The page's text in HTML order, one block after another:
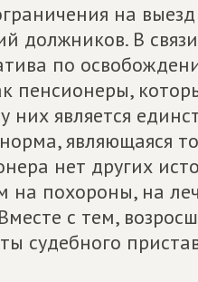
на
должников. В
по
пенсионеры,
них является
являющаяся
нет других
на похороны, на
с тем,
судебного